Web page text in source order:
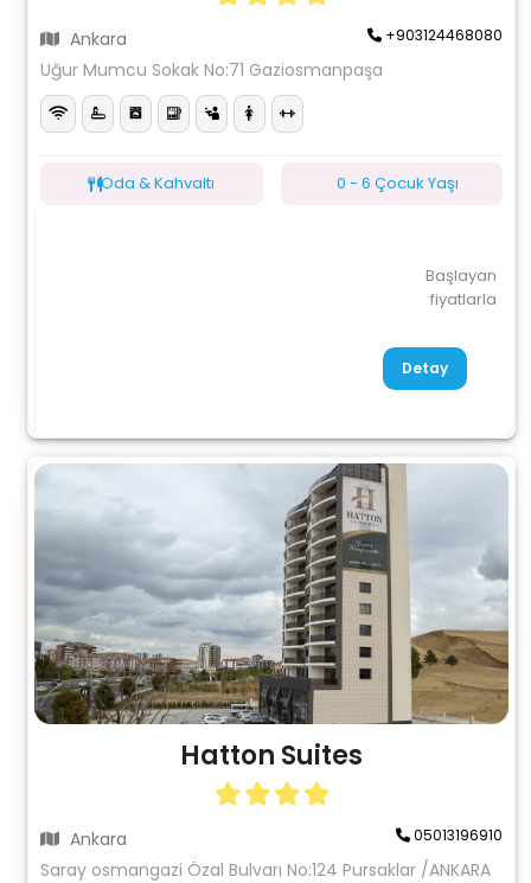
Ankara +903124468080
Uğur Mumcu Sokak No:71 Gaziosmanpaşa
Oda & Kahvaltı 0 - 6 Çocuk Yaşı
Başlayan
fiyatlarla
Detay
Hatton Suites
Ankara 05013196910
Saray osmangazi Özal Bulvarı No:124 Pursaklar /ANKARA